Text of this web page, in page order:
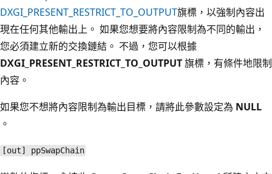
DXGI_PRESENT_RESTRICT_TO_OUTPUT旗標，以強制內容出
現在任何其他輸出上。 如果您想要將內容限制為不同的輸出，
您必須建立新的交換鏈結。 不過，您可以根據
DXGI_PRESENT_RESTRICT_TO_OUTPUT旗標，有條件地限制
內容。
如果您不想將內容限制為輸出目標，請將此參數設定為 NULL
。
[out] ppSwapChain